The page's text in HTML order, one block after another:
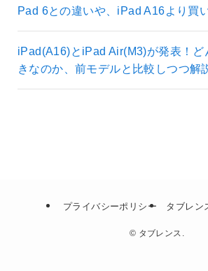
Pad 6との違いや、iPad A16より買
iPad(A16)とiPad Air(M3)が発表！ど
きなのか、前モデルと比較しつつ解
プライバシーポリシー タブレン
© タブレンス.